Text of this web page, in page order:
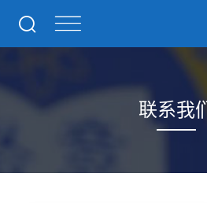
联系我们